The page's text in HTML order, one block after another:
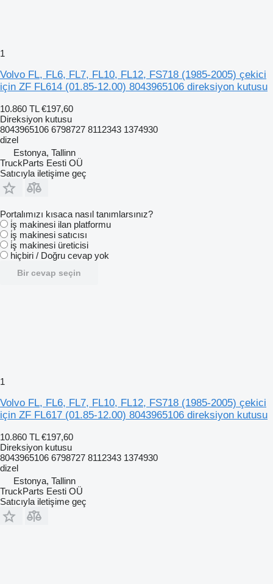
1
Volvo FL, FL6, FL7, FL10, FL12, FS718 (1985-2005) çekici
için ZF FL614 (01.85-12.00) 8043965106 direksiyon kutusu
10.860 TL €197,60
Direksiyon kutusu
8043965106 6798727 8112343 1374930
dizel
Estonya, Tallinn
TruckParts Eesti OÜ
Satıcıyla iletişime geç
Portalımızı kısaca nasıl tanımlarsınız?
i̇ş makinesi ilan platformu
i̇ş makinesi satıcısı
i̇ş makinesi üreticisi
hiçbiri / Doğru cevap yok
Bir cevap seçin
1
Volvo FL, FL6, FL7, FL10, FL12, FS718 (1985-2005) çekici
için ZF FL617 (01.85-12.00) 8043965106 direksiyon kutusu
10.860 TL €197,60
Direksiyon kutusu
8043965106 6798727 8112343 1374930
dizel
Estonya, Tallinn
TruckParts Eesti OÜ
Satıcıyla iletişime geç